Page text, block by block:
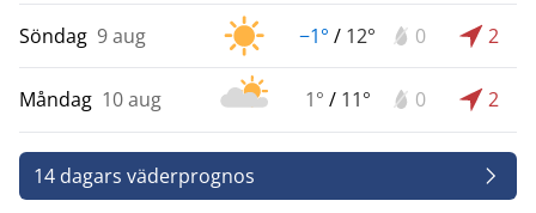
Söndag 9 aug −1° / 12° 0 2
Måndag 10 aug 1° / 11° 0 2
14 dagars väderprognos